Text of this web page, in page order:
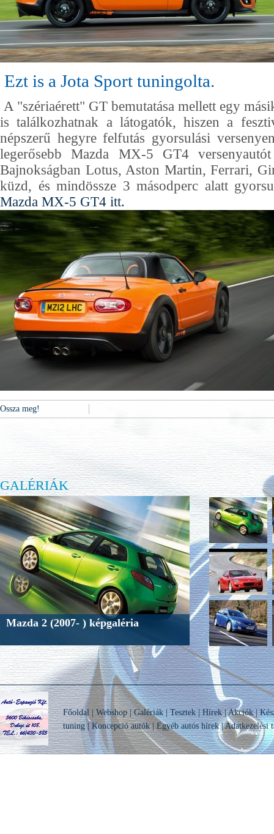
Ezt is a Jota Sport tuningolta.
A "szériaérett" GT bemutatása mellett egy
is találkozhatnak a látogatók, hiszen a
népszerű hegyre felfutás gyorsulási
legerősebb Mazda MX-5 GT4
Bajnokságban Lotus, Aston Martin, Ferrari,
küzd, és mindössze 3 másodperc alatt
Mazda MX-5 GT4 itt.
Ossza meg!
GALÉRIÁK
Mazda 2 (2007- ) képgaléria
Főoldal |Webshop|Galériák|Tesztek|Hírek|Akciók|
tuning|Koncepció autók| Egyéb autós hírek|Adatkezelési